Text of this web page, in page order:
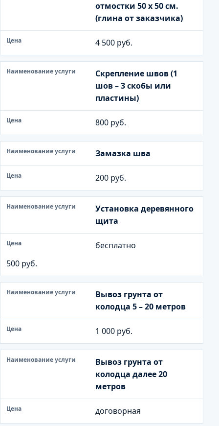
отмостки 50 х 50 см.
(глина от заказчика)
4 500 руб.
Скрепление швов (1
шов – 3 скобы или
пластины)
800 руб.
Замазка шва
200 руб.
Установка деревянного
щита
бесплатно
500 руб.
Вывоз грунта от
колодца 5 – 20 метров
1 000 руб.
Вывоз грунта от
колодца далее 20
метров
договорная